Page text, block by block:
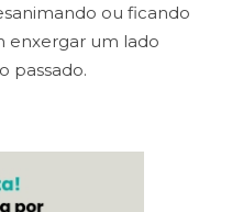
ou ficando
enxergar um lado
passado.